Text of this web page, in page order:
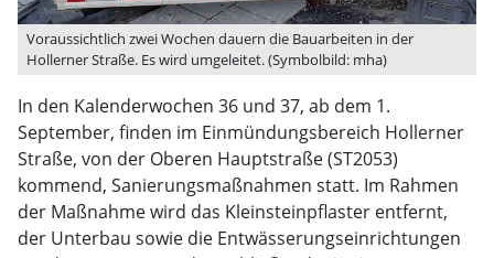
Voraussichtlich zwei Wochen dauern die Bauarbeiten in der
Hollerner Straße. Es wird umgeleitet. (Symbolbild: mha)
In den Kalenderwochen 36 und 37, ab dem 1.
September, finden im Einmündungsbereich Hollerner
Straße, von der Oberen Hauptstraße (ST2053)
kommend, Sanierungsmaßnahmen statt. Im Rahmen
der Maßnahme wird das Kleinsteinpflaster entfernt,
der Unterbau sowie die Entwässerungseinrichtungen